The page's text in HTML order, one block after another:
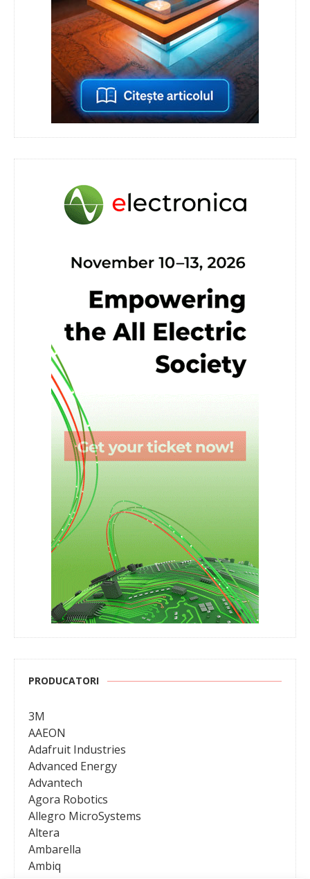
PRODUCATORI
3M
AAEON
Adafruit Industries
Advanced Energy
Advantech
Agora Robotics
Allegro MicroSystems
Altera
Ambarella
Ambiq